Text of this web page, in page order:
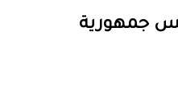
جمهورية